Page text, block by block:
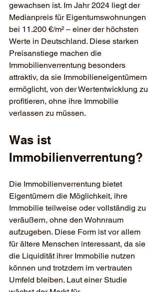
gewachsen ist. Im Jahr 2024 liegt der
Medianpreis für Eigentumswohnungen
bei 11.200 €/m² – einer der höchsten
Werte in Deutschland. Diese starken
Preisanstiege machen die
Immobilienverrentung besonders
attraktiv, da sie Immobilieneigentümern
ermöglicht, von der Wertentwicklung zu
profitieren, ohne ihre Immobilie
verlassen zu müssen.
Was ist
Immobilienverrentung?
Die Immobilienverrentung bietet
Eigentümern die Möglichkeit, ihre
Immobilie teilweise oder vollständig zu
veräußern, ohne den Wohnraum
aufzugeben. Diese Form ist vor allem
für ältere Menschen interessant, da sie
die Liquidität ihrer Immobilie nutzen
können und trotzdem im vertrauten
Umfeld bleiben. Laut einer Studie